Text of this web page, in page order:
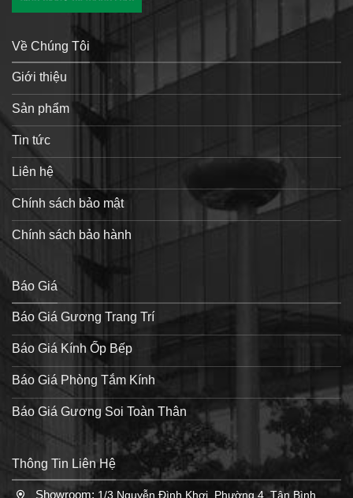
Về Chúng Tôi
Giới thiệu
Sản phẩm
Tin tức
Liên hệ
Chính sách bảo mật
Chính sách bảo hành
Báo Giá
Báo Giá Gương Trang Trí
Báo Giá Kính Ốp Bếp
Báo Giá Phòng Tắm Kính
Báo Giá Gương Soi Toàn Thân
Thông Tin Liên Hệ
Showroom: 1/3 Nguyễn Đình Khơi, Phường 4, Tân Bình,